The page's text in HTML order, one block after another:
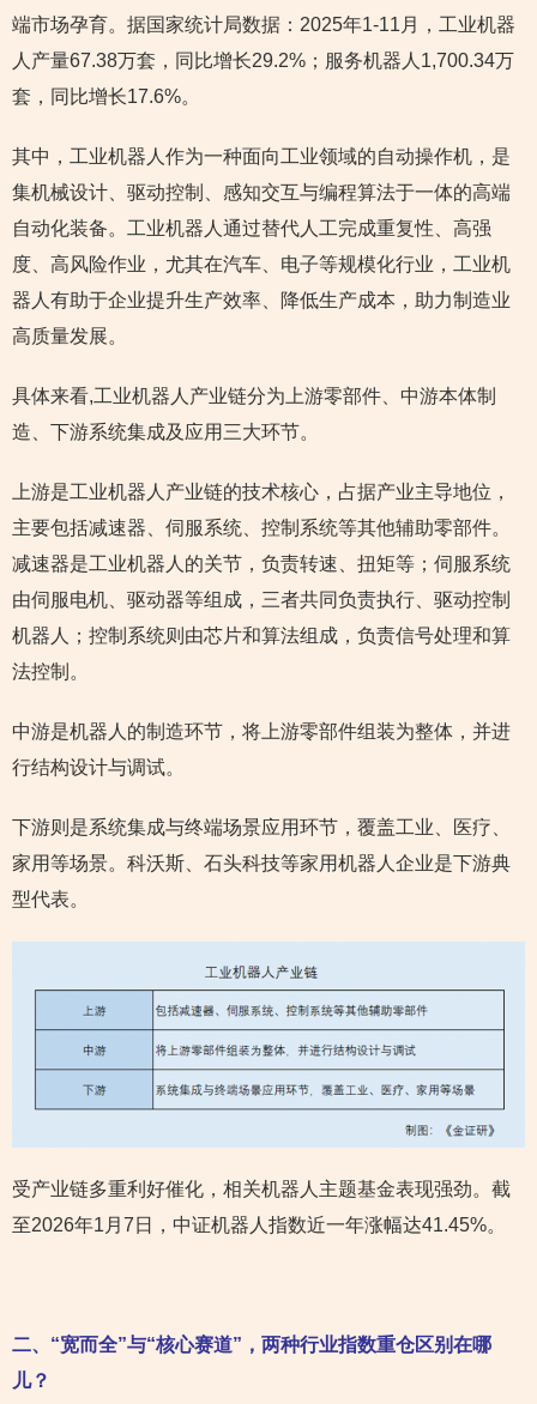
端市场孕育。据国家统计局数据：2025年1-11月，工业机器
人产量67.38万套，同比增长29.2%；服务机器人1,700.34万
套，同比增长17.6%。
其中，工业机器人作为一种面向工业领域的自动操作机，是
集机械设计、驱动控制、感知交互与编程算法于一体的高端
自动化装备。工业机器人通过替代人工完成重复性、高强
度、高风险作业，尤其在汽车、电子等规模化行业，工业机
器人有助于企业提升生产效率、降低生产成本，助力制造业
高质量发展。
具体来看,工业机器人产业链分为上游零部件、中游本体制
造、下游系统集成及应用三大环节。
上游是工业机器人产业链的技术核心，占据产业主导地位，
主要包括减速器、伺服系统、控制系统等其他辅助零部件。
减速器是工业机器人的关节，负责转速、扭矩等；伺服系统
由伺服电机、驱动器等组成，三者共同负责执行、驱动控制
机器人；控制系统则由芯片和算法组成，负责信号处理和算
法控制。
中游是机器人的制造环节，将上游零部件组装为整体，并进
行结构设计与调试。
下游则是系统集成与终端场景应用环节，覆盖工业、医疗、
家用等场景。科沃斯、石头科技等家用机器人企业是下游典
型代表。
受产业链多重利好催化，相关机器人主题基金表现强劲。截
至2026年1月7日，中证机器人指数近一年涨幅达41.45%。
二、“宽而全”与“核心赛道”，两种行业指数重仓区别在哪
儿？